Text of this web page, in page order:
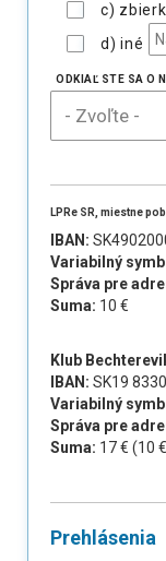
c)
d) iné
ODKIAĽ STE SA O
LPRe SR, miestne
IBAN:
Variabilný
Správa pre
Suma: 10 €
Klub
IBAN: SK19
Variabilný
Správa pre
Suma: 17 € (10
Prehlásenia